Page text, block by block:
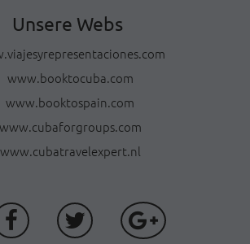
Unsere Webs
www.booktocuba.com
www.booktospain.com
www.cubaforgroups.com
www.cubatravelexpert.nl